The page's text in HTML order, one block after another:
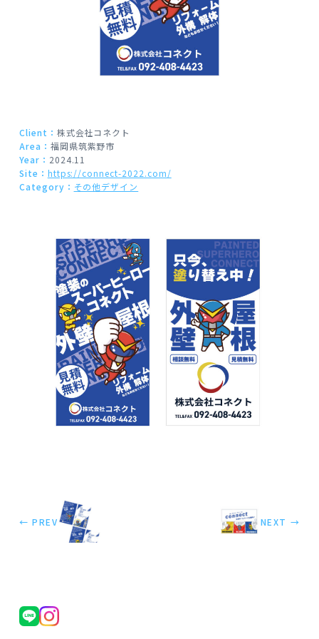
Client： 株式会社コネクト
Area： 福岡県筑紫野市
Year： 2024.11
Site： https://connect-2022.com/
Category： その他デザイン
← PREV NEXT →